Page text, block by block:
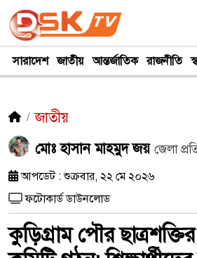
সারাদেশ জাতীয় আন্তর্জাতিক রাজনীতি
জাতীয়
মোঃ হাসান মাহমুদ জয় জেলা
আপডেট : শুক্রবার, ২২ মে ২০২৬
ফটোকার্ড ডাউনলোড
কুড়িগ্রাম পৌর